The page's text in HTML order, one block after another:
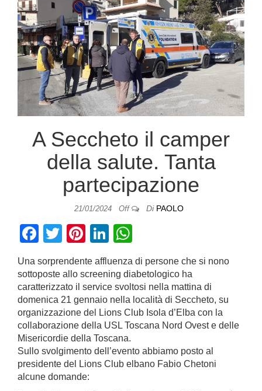
A Seccheto il camper
della salute. Tanta
partecipazione
21/01/2024 Off Di PAOLO
F
c
e
b
o
o
k
T
wi
tt
er
Pi
nt
er
e
st
Li
k
e
dI
n
h
at
s
A
p
p
Una sorprendente affluenza di persone che si nono
sottoposte allo screening diabetologico ha
caratterizzato il service svoltosi nella mattina di
domenica 21 gennaio nella località di Seccheto, su
organizzazione del Lions Club Isola d’Elba con la
collaborazione della USL Toscana Nord Ovest e delle
Misericordie della Toscana.
Sullo svolgimento dell’evento abbiamo posto al
presidente del Lions Club elbano Fabio Chetoni
alcune domande: